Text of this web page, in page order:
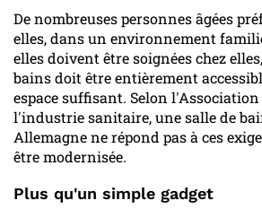
De nombreuses personnes âgées
elles, dans un environnement
elles doivent être soignées chez
bains doit être entièrement
espace suffisant. Selon
l'industrie sanitaire, une salle de
Allemagne ne répond pas à ces
être modernisée.
Plus qu'un simple gadget